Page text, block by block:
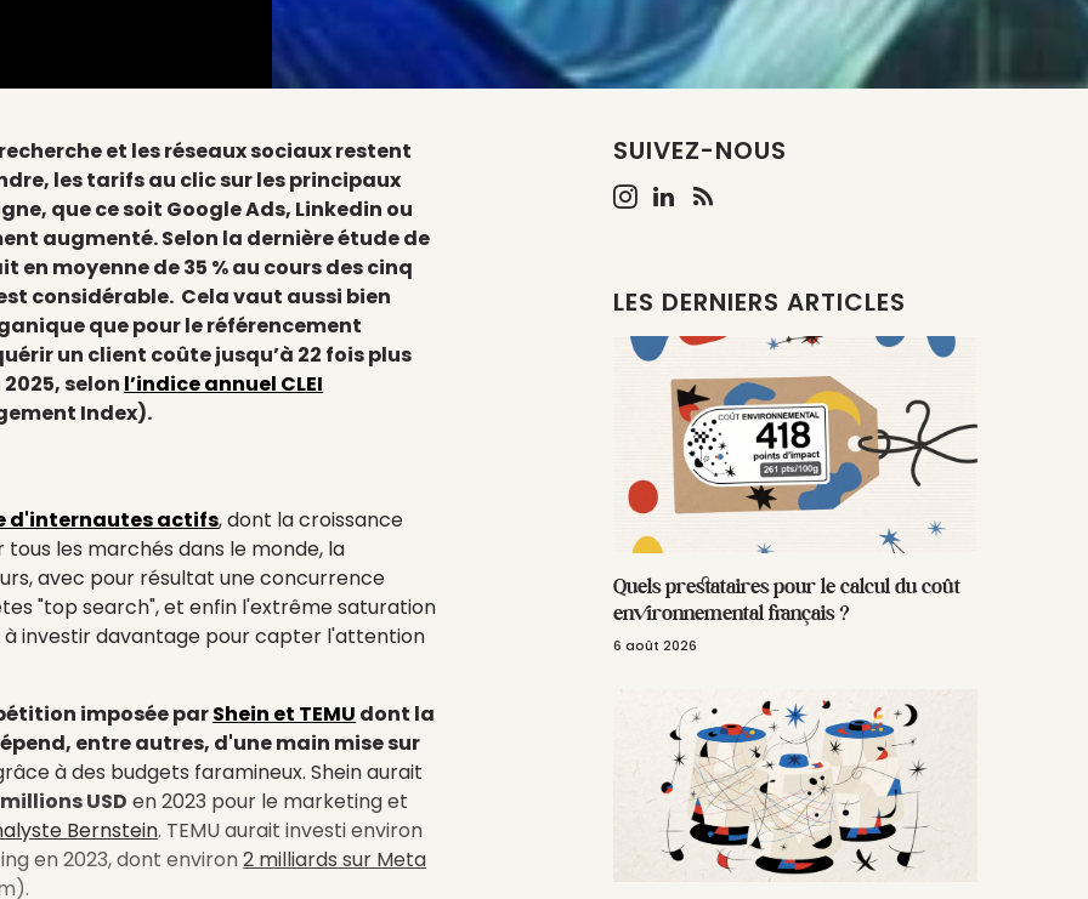
et les réseaux sociaux restent
les tarifs au clic sur les principaux
que ce soit Google Ads, Linkedin ou
augmenté. Selon la dernière étude de
en moyenne de 35 % au cours des cinq
considérable. Cela vaut aussi bien
que pour le référencement
un client coûte jusqu’à 22 fois plus
selon l’indice annuel CLEI
Index).
d'internautes actifs, dont la croissance
les marchés dans le monde, la
avec pour résultat une concurrence
"top search", et enfin l'extrême saturation
à investir davantage pour capter l'attention
imposée parShein et TEMU dont la
entre autres, d'une main mise sur
à des budgets faramineux. Shein aurait
USD en 2023 pour le marketing et
Bernstein. TEMU aurait investi environ
en 2023, dont environ2 milliards sur Meta
SUIVEZ-NOUS
LES DERNIERS ARTICLES
Quels prestataires pour le calcul du coût
environnemental français ?
6 août 2026